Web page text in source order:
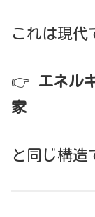
これは現代
👉 エネル
家
と同じ構造